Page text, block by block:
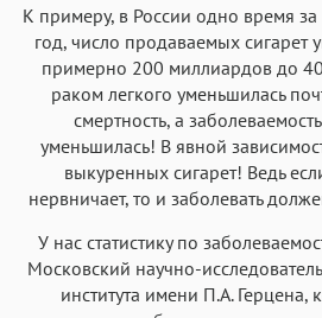
К примеру, в России одно время
год, число продаваемых сигарет
примерно 200 миллиардов до
раком легкого уменьшилась
смертность, а
уменьшилась! В явной
выкуренных сигарет! Ведь
нервничает, то и заболевать
У нас статистику по
Московский научно-
института имени П.А.